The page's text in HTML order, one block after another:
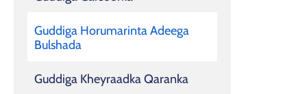
Guddiga Horumarinta Adeega
Bulshada
Guddiga Kheyraadka Qaranka